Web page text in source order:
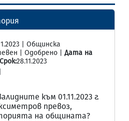
| Общинска
| Одобрено | Дата на
Срок:28.11.2023
към 01.11.2023 г.
превоз,
на общината?